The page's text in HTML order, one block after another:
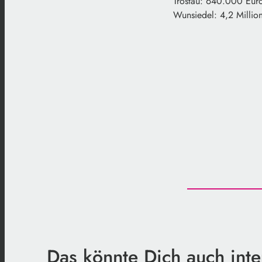
Wunsiedel: 4,2